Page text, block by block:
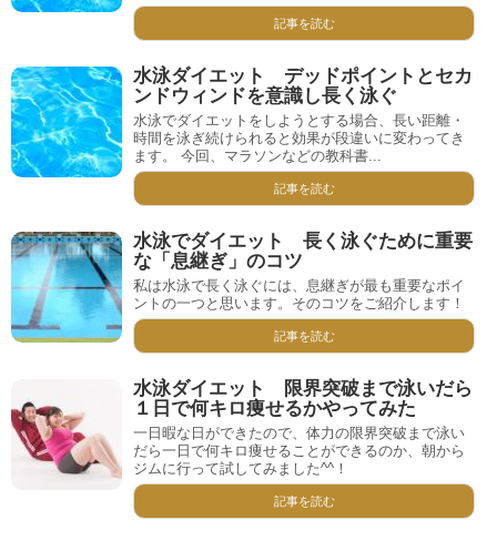
記事を読む
水泳ダイエット デッドポイントとセカ
ンドウィンドを意識し長く泳ぐ
水泳でダイエットをしようとする場合、長い距離・
時間を泳ぎ続けられると効果が段違いに変わってき
ます。 今回、マラソンなどの教科書...
記事を読む
水泳でダイエット 長く泳ぐために重要
な「息継ぎ」のコツ
私は水泳で長く泳ぐには、息継ぎが最も重要なポイ
ントの一つと思います。そのコツをご紹介します！
記事を読む
水泳ダイエット 限界突破まで泳いだら
１日で何キロ痩せるかやってみた
一日暇な日ができたので、体力の限界突破まで泳い
だら一日で何キロ痩せることができるのか、朝から
ジムに行って試してみました^^！
記事を読む